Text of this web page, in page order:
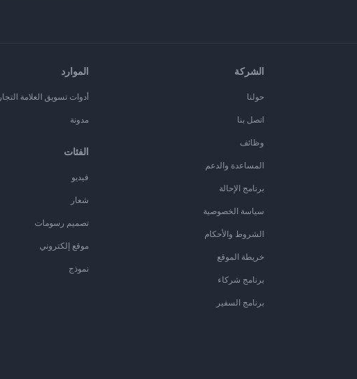
الشركة
حولنا
اتصل بنا
وظائف
المساعدة والدعم
برنامج الإحالة
سياسة الخصوصية
الشروط والأحكام
خريطة الموقع
برنامج شركاء
برنامج السفير
الموارد
أدوات تسويق العلامة
مدونة
الفئات
فيديو
شعار
تصميم رسومات
موقع إلكتروني
نموذج